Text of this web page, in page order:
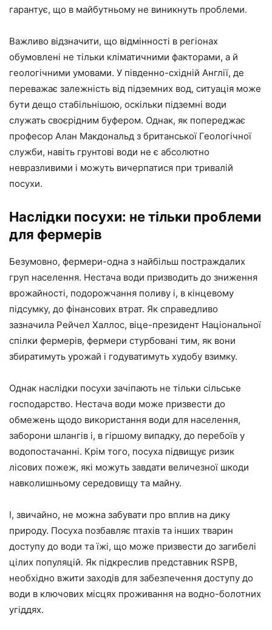
гарантує, що в майбутньому не виникнуть проблеми.
Важливо відзначити, що відмінності в регіонах
обумовлені не тільки кліматичними факторами, а й
геологічними умовами. У південно-східній Англії, де
переважає залежність від підземних вод, ситуація може
бути дещо стабільнішою, оскільки підземні води
служать своєрідним буфером. Однак, як попереджає
професор Алан Макдональд з британської Геологічної
служби, навіть грунтові води не є абсолютно
невразливими і можуть вичерпатися при тривалій
посухи.
Наслідки посухи: не тільки проблеми
для фермерів
Безумовно, фермери-одна з найбільш постраждалих
груп населення. Нестача води призводить до зниження
врожайності, подорожчання поливу і, в кінцевому
підсумку, до фінансових втрат. Як справедливо
зазначила Рейчел Халлос, віце-президент Національної
спілки фермерів, фермери стурбовані тим, як вони
збиратимуть урожай і годуватимуть худобу взимку.
Однак наслідки посухи зачіпають не тільки сільське
господарство. Нестача води може призвести до
обмежень щодо використання води для населення,
заборони шлангів і, в гіршому випадку, до перебоїв у
водопостачанні. Крім того, посуха підвищує ризик
лісових пожеж, які можуть завдати величезної шкоди
навколишньому середовищу та майну.
І, звичайно, не можна забувати про вплив на дику
природу. Посуха позбавляє птахів та інших тварин
доступу до води та їжі, що може призвести до загибелі
цілих популяцій. Як підкреслив представник RSPB,
необхідно вжити заходів для забезпечення доступу до
води в ключових місцях проживання на водно-болотних
угіддях.